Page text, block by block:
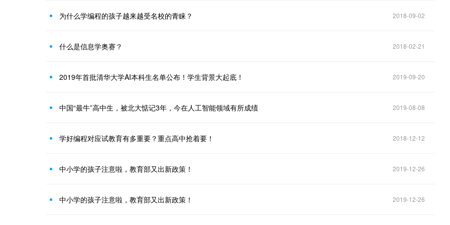
为什么学编程的孩子越来越受名校的青睐？ 2018-09-02
什么是信息学奥赛？ 2018-02-21
2019年首批清华大学AI本科生名单公布！学生背景大起底！ 2019-09-20
中国“最牛”高中生，被北大惦记3年，今在人工智能领域有所成绩 2019-08-08
学好编程对应试教育有多重要？重点高中抢着要！ 2018-12-12
中小学的孩子注意啦，教育部又出新政策！ 2019-12-26
中小学的孩子注意啦，教育部又出新政策！ 2019-12-26